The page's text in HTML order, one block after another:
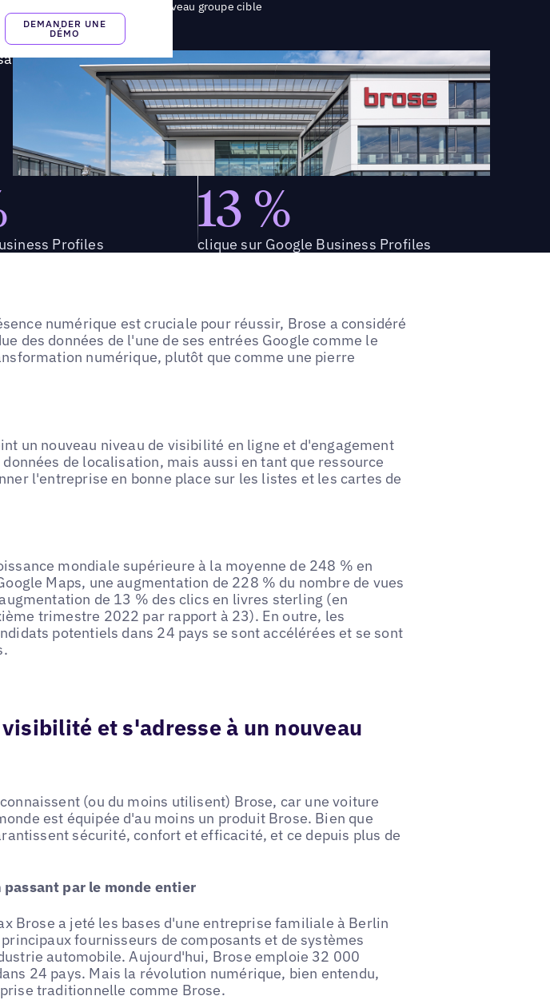
DEMANDER UNE
DÉMO
en ligne et atteint un nouveau groupe cible
Profiles
13 %
clique sur Google Business Profiles
numérique est cruciale pour réussir, Brose a considéré
des données de l'une de ses entrées Google comme le
numérique, plutôt que comme une pierre
un nouveau niveau de visibilité en ligne et d'engagement
de localisation, mais aussi en tant que ressource
l'entreprise en bonne place sur les listes et les cartes de
mondiale supérieure à la moyenne de 248 % en
Maps, une augmentation de 228 % du nombre de vues
de 13 % des clics en livres sterling (en
trimestre 2022 par rapport à 23). En outre, les
potentiels dans 24 pays se sont accélérées et se sont
visibilité et s'adresse à un nouveau
(ou du moins utilisent) Brose, car une voiture
est équipée d'au moins un produit Brose. Bien que
sécurité, confort et efficacité, et ce depuis plus de
passant par le monde entier
Brose a jeté les bases d'une entreprise familiale à Berlin
fournisseurs de composants et de systèmes
automobile. Aujourd'hui, Brose emploie 32 000
24 pays. Mais la révolution numérique, bien entendu,
traditionnelle comme Brose.